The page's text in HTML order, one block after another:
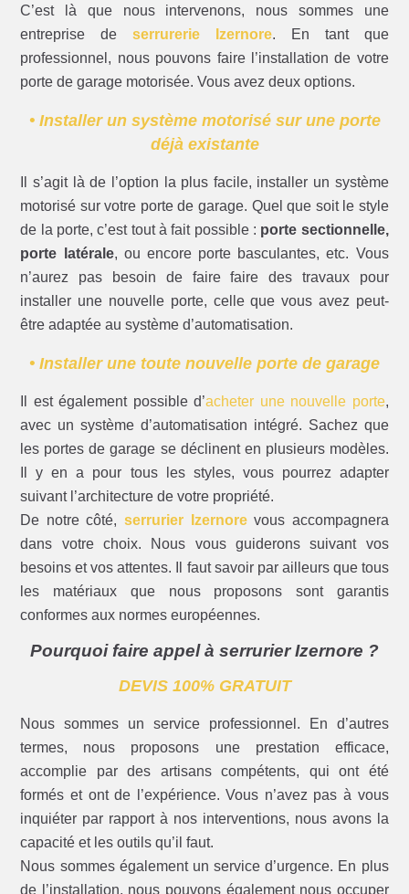
C’est là que nous intervenons, nous sommes une
entreprise deserrurerie Izernore. En tant que
professionnel, nous pouvons faire l’installation de votre
porte de garage motorisée. Vous avez deux options.
• Installer un système motorisé sur une porte
déjà existante
Il s’agit là de l’option la plus facile, installer un système
motorisé sur votre porte de garage. Quel que soit le style
de la porte, c’est tout à fait possible : porte sectionnelle,
porte latérale, ou encore porte basculantes, etc. Vous
n’aurez pas besoin de faire faire des travaux pour
installer une nouvelle porte, celle que vous avez peut-
être adaptée au système d’automatisation.
• Installer une toute nouvelle porte de garage
Il est également possible d’acheter une nouvelle porte,
avec un système d’automatisation intégré. Sachez que
les portes de garage se déclinent en plusieurs modèles.
Il y en a pour tous les styles, vous pourrez adapter
suivant l’architecture de votre propriété.
De notre côté, serrurier Izernorevous accompagnera
dans votre choix. Nous vous guiderons suivant vos
besoins et vos attentes. Il faut savoir par ailleurs que tous
les matériaux que nous proposons sont garantis
conformes aux normes européennes.
Pourquoi faire appel à serrurier Izernore ?
DEVIS 100% GRATUIT
Nous sommes un service professionnel. En d’autres
termes, nous proposons une prestation efficace,
accomplie par des artisans compétents, qui ont été
formés et ont de l’expérience. Vous n’avez pas à vous
inquiéter par rapport à nos interventions, nous avons la
capacité et les outils qu’il faut.
Nous sommes également un service d’urgence. En plus
de l’installation, nous pouvons également nous occuper